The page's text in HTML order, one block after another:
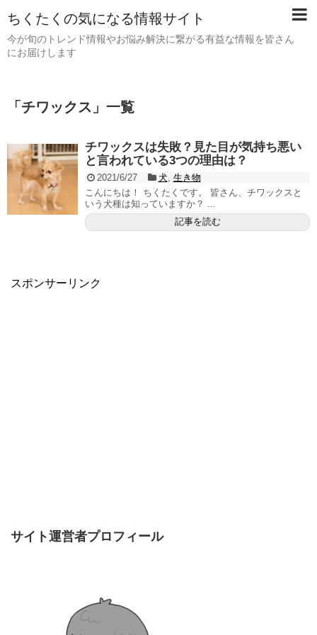
ちくたくの気になる情報サイト
今が旬のトレンド情報やお悩み解決に繋がる有益な情報を皆さん
にお届けします
「 チワックス 」 一覧
チワックスは失敗？見た目が気持ち悪い
と言われている3つの理由は？
2021/6/27 犬 生き物
こんにちは！ ちくたくです。 皆さん、チワックスと
いう犬種は知っていますか？ ...
記事を読む
スポンサーリンク
サイト運営者プロフィール